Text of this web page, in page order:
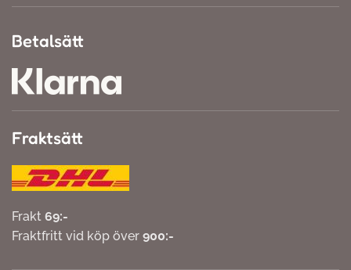
Betalsätt
Fraktsätt
Frakt 69:-
Fraktfritt vid köp över 900:-